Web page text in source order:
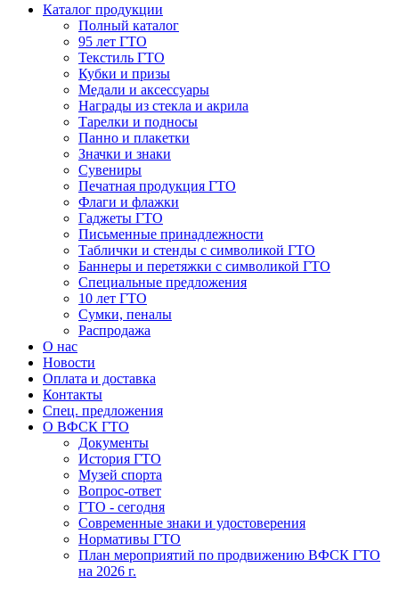
Каталог продукции
Полный каталог
95 лет ГТО
Текстиль ГТО
Кубки и призы
Медали и аксессуары
Награды из стекла и акрила
Тарелки и подносы
Панно и плакетки
Значки и знаки
Сувениры
Печатная продукция ГТО
Флаги и флажки
Гаджеты ГТО
Письменные принадлежности
Таблички и стенды с символикой ГТО
Баннеры и перетяжки с символикой ГТО
Специальные предложения
10 лет ГТО
Сумки, пеналы
Распродажа
О нас
Новости
Оплата и доставка
Контакты
Спец. предложения
О ВФСК ГТО
Документы
История ГТО
Музей спорта
Вопрос-ответ
ГТО - сегодня
Современные знаки и удостоверения
Нормативы ГТО
План мероприятий по продвижению ВФСК ГТО
на 2026 г.